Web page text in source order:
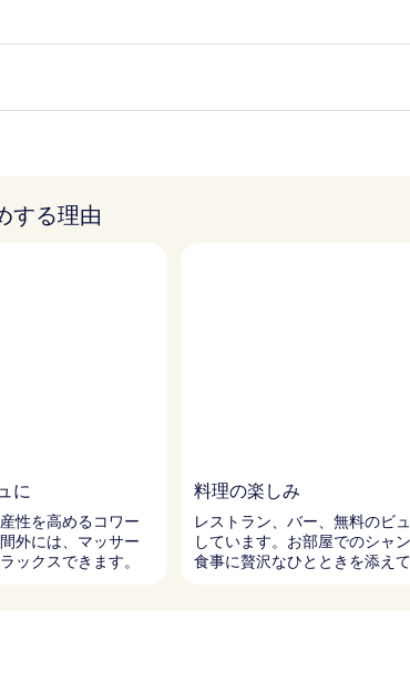
する理由
に
性を高めるコワー
外には、マッサー
ックスできます。
料理の楽しみ
レストラン、バー、無料のビ
しています。お部屋でのシャ
食事に贅沢なひとときを添えて